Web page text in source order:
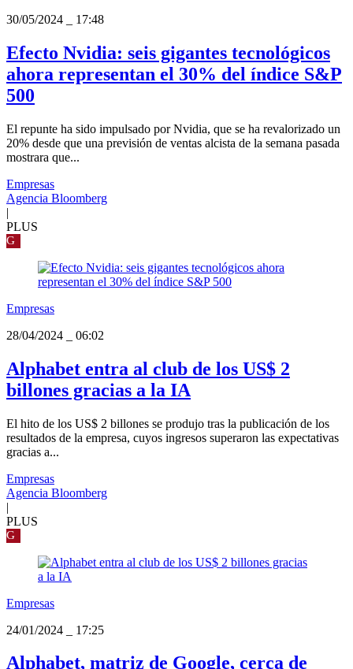
30/05/2024
17:48
Efecto Nvidia: seis gigantes tecnológicos
ahora representan el 30% del índice S&P
500
El repunte ha sido impulsado por Nvidia, que se ha revalorizado un
20% desde que una previsión de ventas alcista de la semana pasada
mostrara que...
Empresas
Agencia Bloomberg
|
PLUS
G
Empresas
28/04/2024
06:02
Alphabet entra al club de los US$ 2
billones gracias a la IA
El hito de los US$ 2 billones se produjo tras la publicación de los
resultados de la empresa, cuyos ingresos superaron las expectativas
gracias a...
Empresas
Agencia Bloomberg
|
PLUS
G
Empresas
24/01/2024
17:25
Alphabet, matriz de Google, cerca de